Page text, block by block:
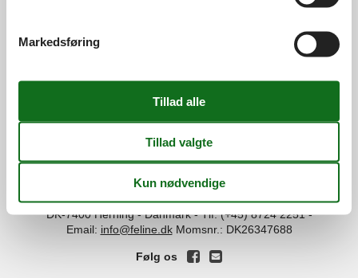
Din tryghed
©Feline Holidays-Feline Holidays A/S-Nygade 8B, 2.th -
DK-7400 Herning-Danmark -Tlf: (+45) 8724 2251-
Email: info@feline.dk Momsnr.: DK26347688
Følg os
Markedsføring